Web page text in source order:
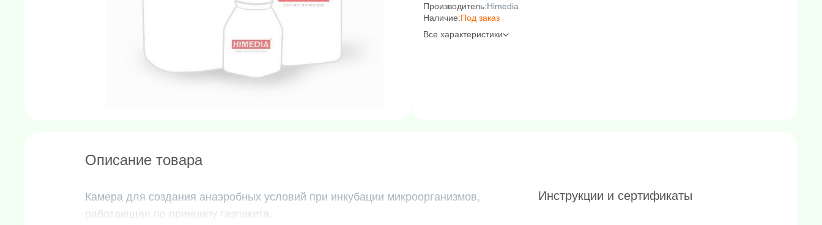
Производитель:Himedia
Наличие:Под заказ
Все характеристики
Описание товара
Камера для создания анаэробных условий при инкубации микроорганизмов,
работающая по принципу газпакета.
Инструкции и сертификаты